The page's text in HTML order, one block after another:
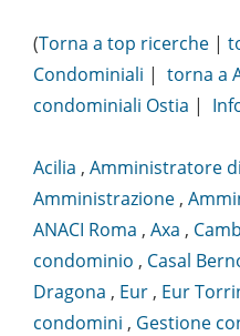
(Torna a top ricerche |
Condominiali | torna a
condominiali Ostia |
Acilia , Amministratore
Amministrazione ,
ANACI Roma , Axa ,
condominio , Casal
Dragona , Eur , Eur
condomini , Gestione